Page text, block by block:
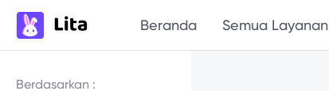
Beranda Semua Layanan
Berdasarkan :